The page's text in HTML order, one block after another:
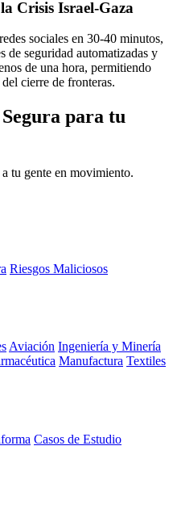
Crisis Israel-Gaza
sociales en 30-40 minutos,
de seguridad automatizadas y
de una hora, permitiendo
cierre de fronteras.
para tu
tu gente en movimiento.
Riesgos Maliciosos
Aviación Ingeniería y Minería
Manufactura Textiles
Casos de Estudio